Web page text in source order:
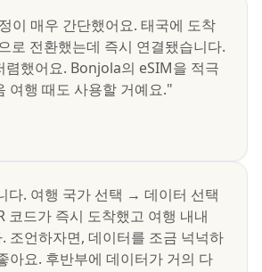
이 매우 간단했어요. 태국에 도착
로 전환했는데 즉시 연결됐습니다.
렴했어요. Bonjola의 eSIM을 적극
여행 때도 사용할 거예요."
다. 여행 국가 선택 → 데이터 선택
코드가 즉시 도착했고 여행 내내
조언하자면, 데이터를 조금 넉넉하
아요. 후반부에 데이터가 거의 다